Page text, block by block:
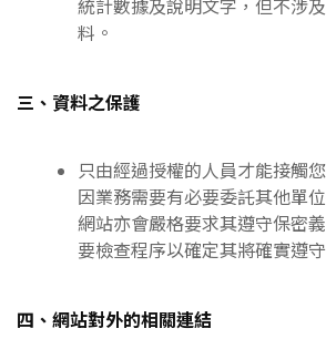
統計數據及說明文字，但不涉
料。
三、資料之保護
只由經過授權的人員才能接觸
因業務需要有必要委託其他單
網站亦會嚴格要求其遵守保密
要檢查程序以確定其將確實遵守
四、網站對外的相關連結